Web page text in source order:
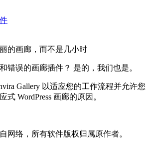
的画廊，而不是几小时
错误的画廊插件？ 是的，我们也是。
Gallery 以适应您的工作流程并允许您
式 WordPress 画廊的原因。
网络，所有软件版权归属原作者。